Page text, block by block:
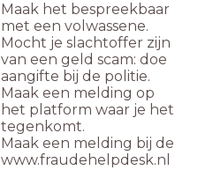
Maak het bespreekbaar
met een volwassene.
Mocht je slachtoffer zijn
van een geld scam: doe
aangifte bij de politie.
Maak een melding op
het platform waar je het
tegenkomt.
Maak een melding bij de
www.fraudehelpdesk.nl